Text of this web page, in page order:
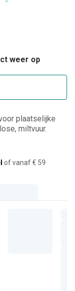
weer op
plaatselijke
miltvuur.
of vanaf € 59